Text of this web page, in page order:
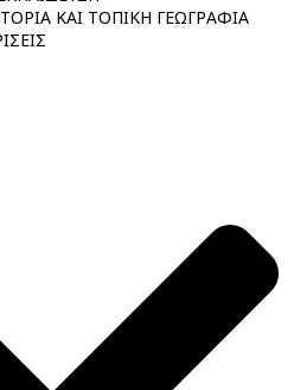
ΚΑΙ ΤΟΠΙΚΗ ΓΕΩΓΡΑΦΙΑ